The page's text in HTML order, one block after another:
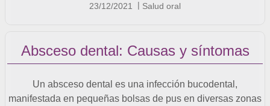
23/12/2021 Salud oral
Absceso dental: Causas y síntomas
Un absceso dental es una infección bucodental,
manifestada en pequeñas bolsas de pus en diversas zonas